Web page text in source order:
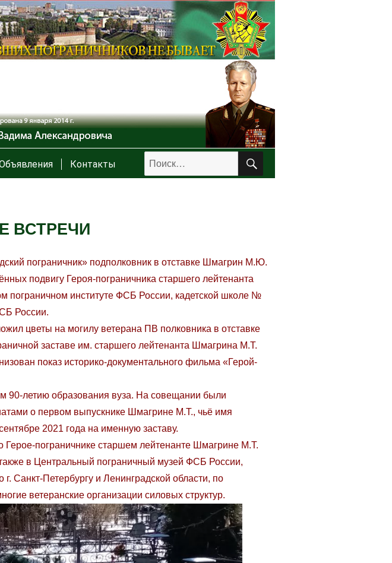
Искать: ПОИСК
Контакты
ВСТРЕЧИ
пограничник» подполковник в отставке Шмагрин М.Ю.
подвигу Героя-пограничника старшего лейтенанта
институте ФСБ России, кадетской школе №
России.
цветы на могилу ветерана ПВ полковника в отставке
заставе им. старшего лейтенанта Шмагрина М.Т.
показ историко-документального фильма «Герой-
летию образования вуза. На совещании были
о первом выпускнике Шмагрине М.Т., чьё имя
2021 года на именную заставу.
Герое-пограничнике старшем лейтенанте Шмагрине М.Т.
в Центральный пограничный музей ФСБ России,
Санкт-Петербургу и Ленинградской области, по
ветеранские организации силовых структур.